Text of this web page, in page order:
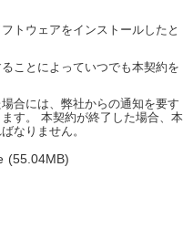
トウェアをインストールしたと
ことによっていつでも本契約を
合には、弊社からの通知を要す
す。 本契約が終了した場合、本
なりません。
(55.04MB)